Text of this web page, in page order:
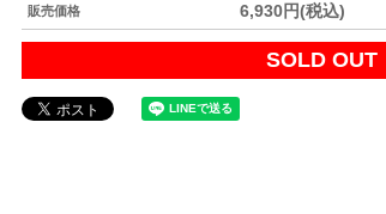
販売価格 6,930円(税込)
SOLD OUT